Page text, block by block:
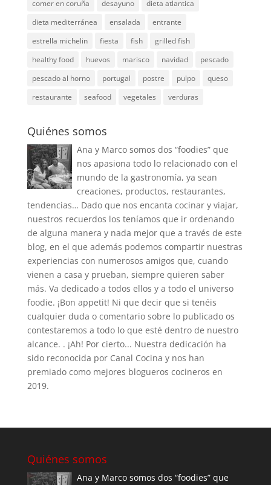
comer en coruña
desayuno
dieta atlantica
dieta mediterránea
ensalada
entrante
estrella michelin
fiesta fish
grilled fish
healthy food
huevos marisco navidad
pescado
pescado al horno
portugal postre pulpo
queso
restaurante
seafood vegetales verduras
Quiénes somos
Ana y Marco somos dos “foodies” que
nos apasiona todo lo relacionado con el
mundo de la gastronomía, ya sean
creaciones, productos, restaurantes,
tendencias… Dado que nos encanta cocinar y viajar,
nuestros recuerdos los teníamos que ir ordenando
de alguna manera y nada mejor que a través de este
blog, en el que además podemos compartir nuestras
experiencias con numerosos amigos que, cuando
vienen a casa y prueban, siempre quieren saber
más. Va dedicado a todos ellos y a todo el universo
foodie. ¡Bon appetit! Ni que decir que si tenéis
cualquier duda o comentario sobre lo publicado os
contestaremos a todo lo que esté dentro de nuestro
alcance. . ¡Ah! Por cierto... Nuestra dedicación ha
sido reconocida por Canal Cocina y nos han
premiado como mejores blogueros cocineros en
2019.
Quiénes somos
Ana y Marco somos dos “foodies” que